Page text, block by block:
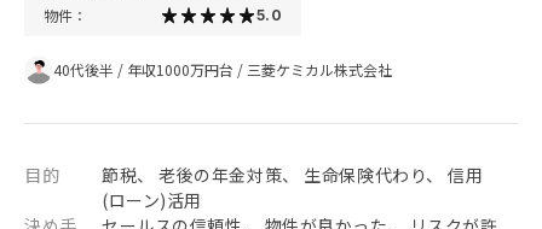
物件： 5.0
40代後半 / 年収1000万円台 / 三菱ケミカル株式会社
目的
節税、 老後の年金対策、 生命保険代わり、 信用
(ローン)活用